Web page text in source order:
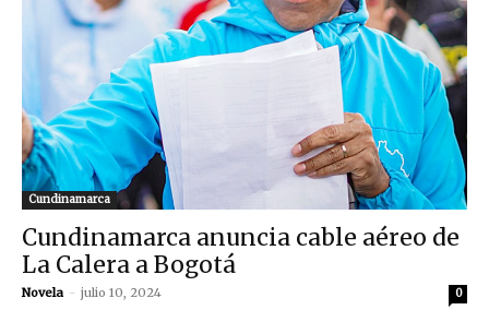
Cundinamarca
Cundinamarca anuncia cable aéreo de
La Calera a Bogotá
Novela - julio 10, 2024 0